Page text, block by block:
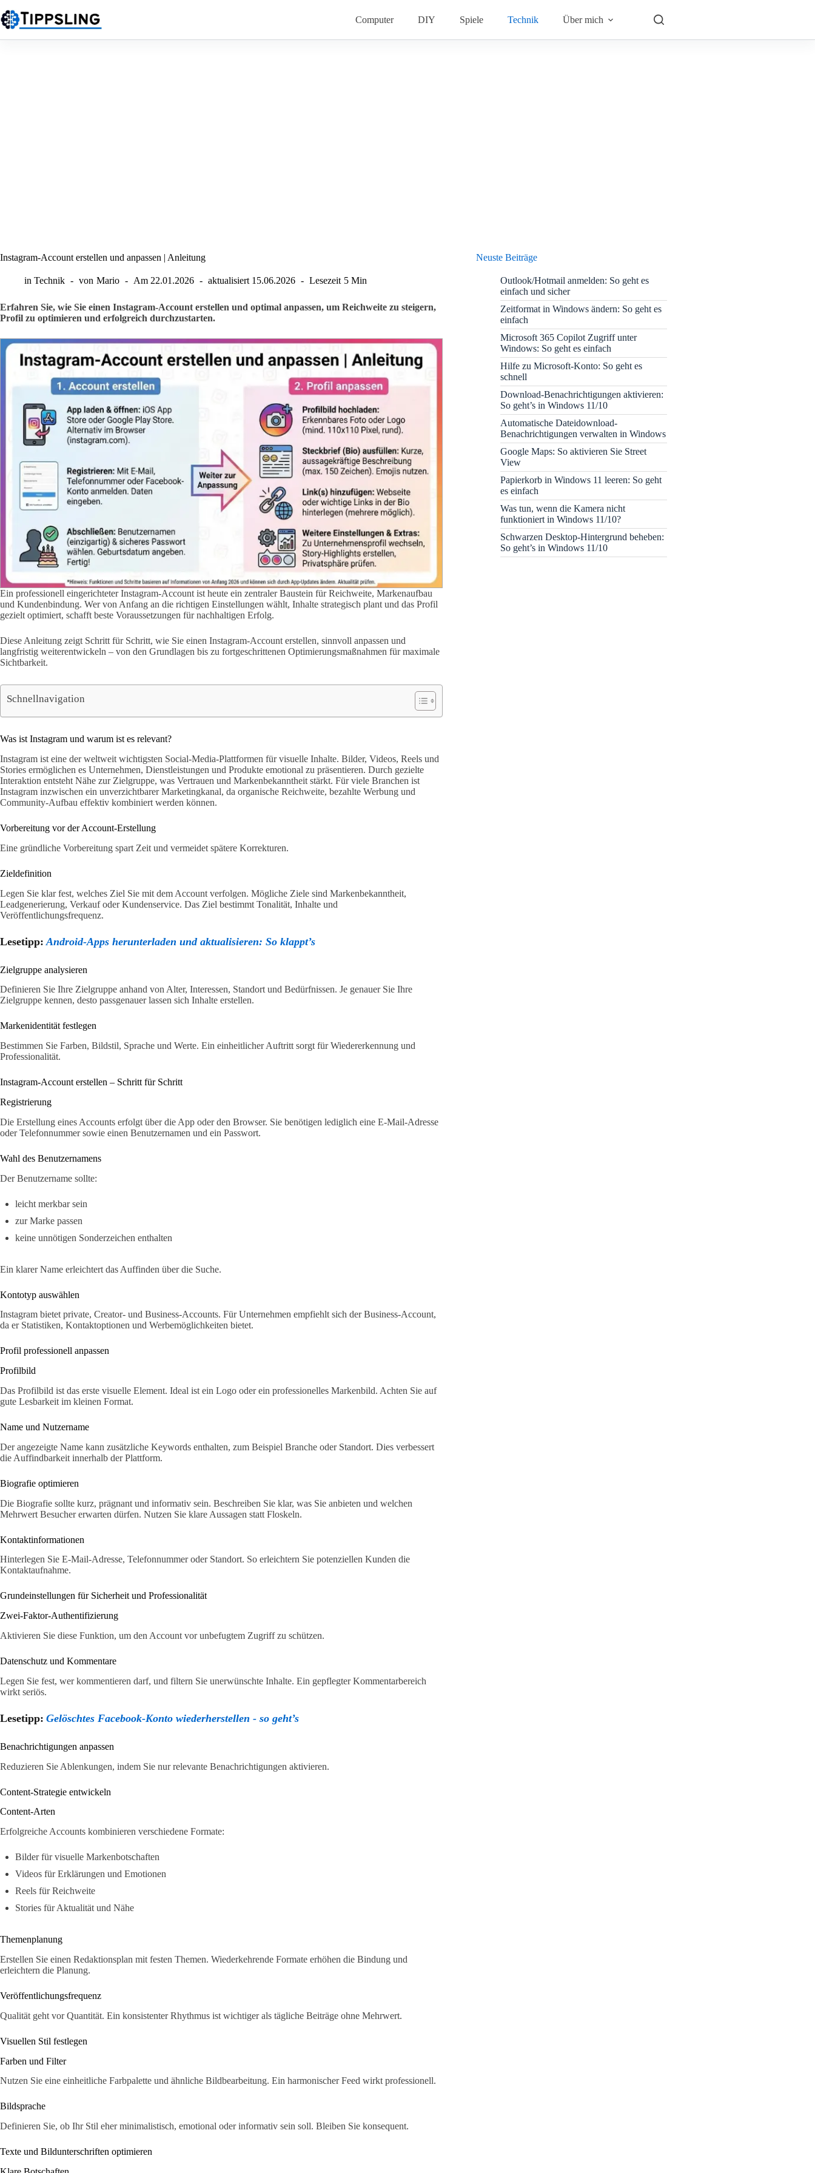
Inhalt
springen
Computer DIY Spiele Technik Über mich
Instagram-Account erstellen und anpassen | Anleitung
in Technik von Mario Am 22.01.2026 aktualisiert 15.06.2026 Lesezeit 5 Min
Erfahren Sie, wie Sie einen Instagram-Account erstellen und optimal anpassen, um Reichweite zu steigern,
Profil zu optimieren und erfolgreich durchzustarten.
Ein professionell eingerichteter Instagram-Account ist heute ein zentraler Baustein für Reichweite, Markenaufbau
und Kundenbindung. Wer von Anfang an die richtigen Einstellungen wählt, Inhalte strategisch plant und das Profil
gezielt optimiert, schafft beste Voraussetzungen für nachhaltigen Erfolg.
Diese Anleitung zeigt Schritt für Schritt, wie Sie einen Instagram-Account erstellen, sinnvoll anpassen und
langfristig weiterentwickeln – von den Grundlagen bis zu fortgeschrittenen Optimierungsmaßnahmen für maximale
Sichtbarkeit.
Schnellnavigation
Was ist Instagram und warum ist es relevant?
Instagram ist eine der weltweit wichtigsten Social-Media-Plattformen für visuelle Inhalte. Bilder, Videos, Reels und
Stories ermöglichen es Unternehmen, Dienstleistungen und Produkte emotional zu präsentieren. Durch gezielte
Interaktion entsteht Nähe zur Zielgruppe, was Vertrauen und Markenbekanntheit stärkt. Für viele Branchen ist
Instagram inzwischen ein unverzichtbarer Marketingkanal, da organische Reichweite, bezahlte Werbung und
Community-Aufbau effektiv kombiniert werden können.
Vorbereitung vor der Account-Erstellung
Eine gründliche Vorbereitung spart Zeit und vermeidet spätere Korrekturen.
Zieldefinition
Legen Sie klar fest, welches Ziel Sie mit dem Account verfolgen. Mögliche Ziele sind Markenbekanntheit,
Leadgenerierung, Verkauf oder Kundenservice. Das Ziel bestimmt Tonalität, Inhalte und
Veröffentlichungsfrequenz.
Lesetipp: Android-Apps herunterladen und aktualisieren: So klappt’s
Zielgruppe analysieren
Definieren Sie Ihre Zielgruppe anhand von Alter, Interessen, Standort und Bedürfnissen. Je genauer Sie Ihre
Zielgruppe kennen, desto passgenauer lassen sich Inhalte erstellen.
Markenidentität festlegen
Bestimmen Sie Farben, Bildstil, Sprache und Werte. Ein einheitlicher Auftritt sorgt für Wiedererkennung und
Professionalität.
Instagram-Account erstellen – Schritt für Schritt
Registrierung
Die Erstellung eines Accounts erfolgt über die App oder den Browser. Sie benötigen lediglich eine E-Mail-Adresse
oder Telefonnummer sowie einen Benutzernamen und ein Passwort.
Wahl des Benutzernamens
Der Benutzername sollte:
leicht merkbar sein
zur Marke passen
keine unnötigen Sonderzeichen enthalten
Ein klarer Name erleichtert das Auffinden über die Suche.
Kontotyp auswählen
Instagram bietet private, Creator- und Business-Accounts. Für Unternehmen empfiehlt sich der Business-Account,
da er Statistiken, Kontaktoptionen und Werbemöglichkeiten bietet.
Profil professionell anpassen
Profilbild
Das Profilbild ist das erste visuelle Element. Ideal ist ein Logo oder ein professionelles Markenbild. Achten Sie auf
gute Lesbarkeit im kleinen Format.
Name und Nutzername
Der angezeigte Name kann zusätzliche Keywords enthalten, zum Beispiel Branche oder Standort. Dies verbessert
die Auffindbarkeit innerhalb der Plattform.
Biografie optimieren
Die Biografie sollte kurz, prägnant und informativ sein. Beschreiben Sie klar, was Sie anbieten und welchen
Mehrwert Besucher erwarten dürfen. Nutzen Sie klare Aussagen statt Floskeln.
Kontaktinformationen
Hinterlegen Sie E-Mail-Adresse, Telefonnummer oder Standort. So erleichtern Sie potenziellen Kunden die
Kontaktaufnahme.
Grundeinstellungen für Sicherheit und Professionalität
Zwei-Faktor-Authentifizierung
Aktivieren Sie diese Funktion, um den Account vor unbefugtem Zugriff zu schützen.
Datenschutz und Kommentare
Legen Sie fest, wer kommentieren darf, und filtern Sie unerwünschte Inhalte. Ein gepflegter Kommentarbereich
wirkt seriös.
Lesetipp: Gelöschtes Facebook-Konto wiederherstellen - so geht’s
Benachrichtigungen anpassen
Reduzieren Sie Ablenkungen, indem Sie nur relevante Benachrichtigungen aktivieren.
Content-Strategie entwickeln
Content-Arten
Erfolgreiche Accounts kombinieren verschiedene Formate:
Bilder für visuelle Markenbotschaften
Videos für Erklärungen und Emotionen
Reels für Reichweite
Stories für Aktualität und Nähe
Themenplanung
Erstellen Sie einen Redaktionsplan mit festen Themen. Wiederkehrende Formate erhöhen die Bindung und
erleichtern die Planung.
Veröffentlichungsfrequenz
Qualität geht vor Quantität. Ein konsistenter Rhythmus ist wichtiger als tägliche Beiträge ohne Mehrwert.
Visuellen Stil festlegen
Farben und Filter
Nutzen Sie eine einheitliche Farbpalette und ähnliche Bildbearbeitung. Ein harmonischer Feed wirkt professionell.
Bildsprache
Definieren Sie, ob Ihr Stil eher minimalistisch, emotional oder informativ sein soll. Bleiben Sie konsequent.
Texte und Bildunterschriften optimieren
Neuste Beiträge
Outlook/Hotmail anmelden: So geht es
einfach und sicher
Zeitformat in Windows ändern: So geht es
einfach
Microsoft 365 Copilot Zugriff unter
Windows: So geht es einfach
Hilfe zu Microsoft-Konto: So geht es
schnell
Download-Benachrichtigungen aktivieren:
So geht’s in Windows 11/10
Automatische Dateidownload-
Benachrichtigungen verwalten in Windows
Google Maps: So aktivieren Sie Street
View
Papierkorb in Windows 11 leeren: So geht
es einfach
Was tun, wenn die Kamera nicht
funktioniert in Windows 11/10?
Schwarzen Desktop-Hintergrund beheben:
So geht’s in Windows 11/10